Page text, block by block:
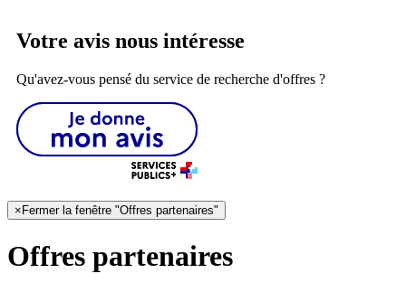
Votre avis nous intéresse
Qu'avez-vous pensé du service de recherche d'offres ?
× Fermer la fenêtre "Offres partenaires"
Offres partenaires